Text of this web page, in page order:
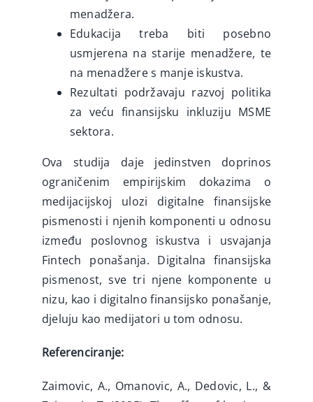
menadžera.
Edukacija treba biti posebno
usmjerena na starije menadžere, te
na menadžere s manje iskustva.
Rezultati podržavaju razvoj politika
za veću finansijsku inkluziju MSME
sektora.
Ova studija daje jedinstven doprinos
ograničenim empirijskim dokazima o
medijacijskoj ulozi digitalne finansijske
pismenosti i njenih komponenti u odnosu
između poslovnog iskustva i usvajanja
Fintech ponašanja. Digitalna finansijska
pismenost, sve tri njene komponente u
nizu, kao i digitalno finansijsko ponašanje,
djeluju kao medijatori u tom odnosu.
Referenciranje:
Zaimovic, A., Omanovic, A., Dedovic, L., &